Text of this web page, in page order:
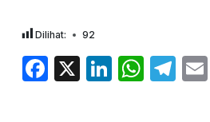
Dilihat: 92
F
X
Li W T